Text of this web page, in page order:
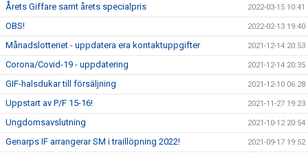
Årets Giffare samt årets specialpris 2022-03-15 10:41
OBS! 2022-02-13 19:40
Månadslotteriet - uppdatera era kontaktuppgifter 2021-12-14 20:53
Corona/Covid-19 - uppdatering 2021-12-14 20:35
GIF-halsdukar till försäljning 2021-12-10 06:28
Uppstart av P/F 15-16! 2021-11-27 19:23
Ungdomsavslutning 2021-10-12 20:54
Genarps IF arrangerar SM i traillöpning 2022! 2021-09-17 19:52